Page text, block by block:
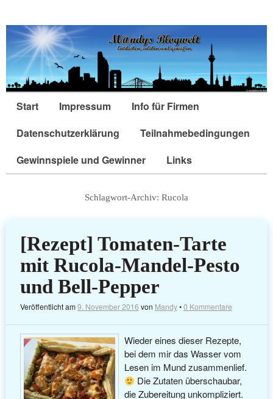
Start Impressum
Info für Firmen
Datenschutzerklärung
Teilnahmebedingungen
Gewinnspiele und Gewinner
Links
Schlagwort-Archiv: Rucola
[Rezept] Tomaten-Tarte
mit Rucola-Mandel-Pesto
und Bell-Pepper
Veröffentlicht am9. November 2016 von Mandy•0 Kommentare
Wieder eines dieser Rezepte,
bei dem mir das Wasser vom
Lesen im Mund zusammenlief.
Die Zutaten überschaubar,
die Zubereitung unkompliziert.